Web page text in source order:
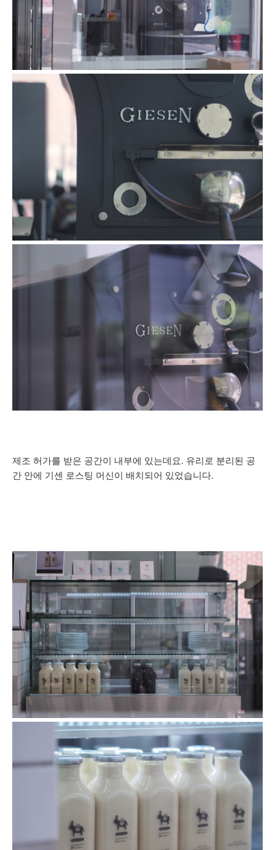
제조 허가를 받은 공간이 내부에 있는데요. 유리로 분리된 공
간 안에 기센 로스팅 머신이 배치되어 있었습니다.